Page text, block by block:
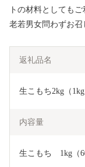
トの材料としてもご
老若男女問わずお召
返礼品名
生こもち2kg（1kg
内容量
生こもち　1kg（